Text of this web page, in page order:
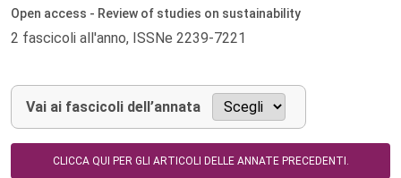
Open access - Review of studies on sustainability
2 fascicoli all'anno, ISSNe 2239-7221
Vai ai fascicoli dell’annata
CLICCA QUI PER GLI ARTICOLI DELLE ANNATE PRECEDENTI.